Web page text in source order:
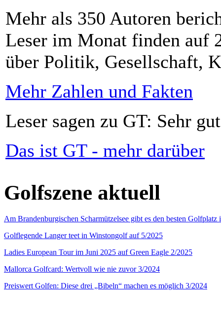
Mehr als 350 Autoren
Leser im Monat finden auf
über Politik, Gesellschaft,
Mehr Zahlen und Fakten
Leser sagen zu GT: Sehr
Das ist GT - mehr darüber
Golfszene aktuell
Am Brandenburgischen Scharmützelsee gibt es den besten
Golflegende Langer teet in Winstongolf auf 5/2025
Ladies European Tour im Juni 2025 auf Green Eagle 2/2025
Mallorca Golfcard: Wertvoll wie nie zuvor 3/2024
Preiswert Golfen: Diese drei „Bibeln“ machen es möglich 3/2024